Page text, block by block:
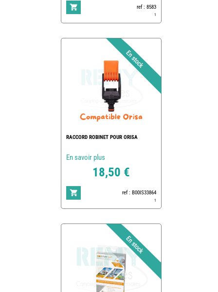
ref : 8583
1
RACCORD ROBINET POUR ORISA
En savoir plus
18,50 €
ref : B00IS33864
1